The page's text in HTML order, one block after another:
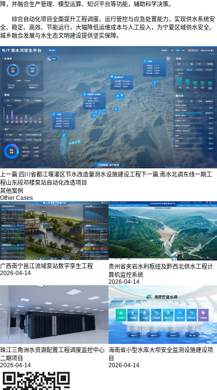
障，并融合生产管理、模型运算、知识平台等功能，辅助科学决策。
综合自动化项目全面提升工程调度、运行管控与应急处置能力，实现供水系统安
全、稳定、高效、节能运行，大幅降低运维成本与人工投入，为宁夏区域供水安全、
城乡融合发展与水生态文明建设提供坚实保障。
上一篇:四川省都江堰灌区节水改造量测水设施建设工程 下一篇:南水北调东线一期工
程山东段邓楼泵站自动化改造项目
其他案例
Other Cases
广西南宁邕江流域泵站数字孪生工程
2026-04-14
贵州省夹岩水利枢纽及黔西北供水工程计
算机监控系统
2026-04-14
珠江三角洲水资源配置工程调度监控中心
二期项目
2026-04-14
海南省小型水库大坝安全监测设施建设项
目
2026-04-14